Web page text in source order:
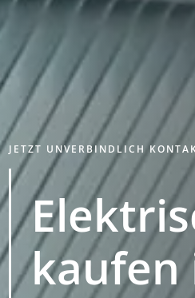
JETZT UNVERBINDLICH